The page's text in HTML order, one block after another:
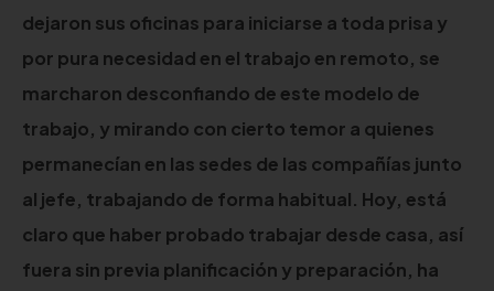
dejaron sus oficinas para iniciarse a toda prisa y
por pura necesidad en el trabajo en remoto, se
marcharon desconfiando de este modelo de
trabajo, y mirando con cierto temor a quienes
permanecían en las sedes de las compañías junto
al jefe, trabajando de forma habitual. Hoy, está
claro que haber probado trabajar desde casa, así
fuera sin previa planificación y preparación, ha